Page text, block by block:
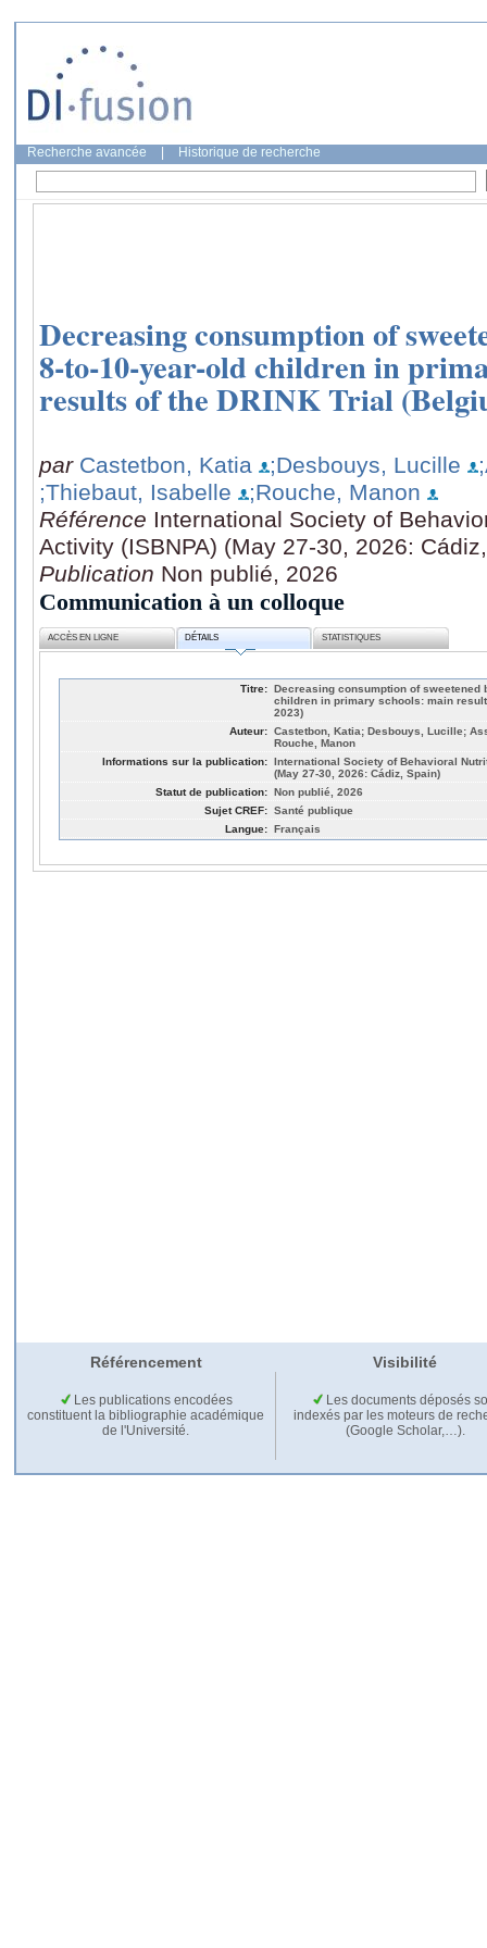
Recherche avancée Historique de recherche
Decreasing consumption of
8-to-10-year-old children in
results of the DRINK Trial
par Castetbon, Katia ;Desbouys, Lucille
;Thiebaut, Isabelle
;Rouche, Manon
Référence International Society of
Activity (ISBNPA) (May 27-30, 2026:
Publication Non publié, 2026
Communication à un colloque
ACCÈS EN LIGNE DÉTAILS STATISTIQUES
Titre: Decreasing consumption of sweetened
children in primary schools: main
2023)
Auteur: Castetbon, Katia; Desbouys, Lucille;
Rouche, Manon
Informations sur la publication: International Society of Behavioral
(May 27-30, 2026: Cádiz, Spain)
Statut de publication: Non publié, 2026
Sujet CREF: Santé publique
Langue: Français
Référencement Visibilité
Les publications encodées
constituent la bibliographie académique
de l'Université.
Les documents déposés
indexés par les moteurs de
(Google Scholar,…).